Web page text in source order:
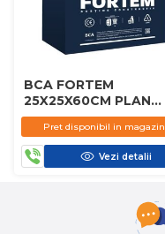
BCA FORTEM
25X25X60CM PLAN
D450
Pret disponibil in magazin
Vezi detalii